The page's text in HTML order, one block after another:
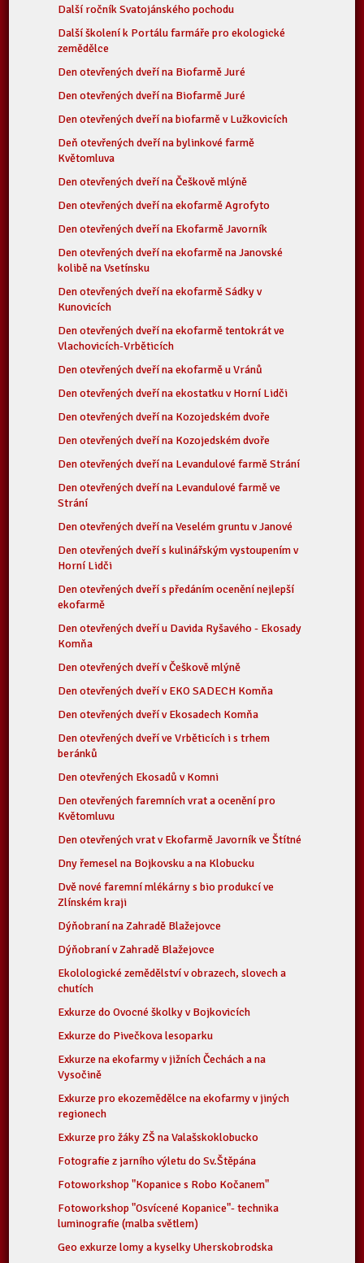
Další ročník Svatojánského pochodu
Další školení k Portálu farmáře pro ekologické
zemědělce
Den otevřených dveří na Biofarmě Juré
Den otevřených dveří na Biofarmě Juré
Den otevřených dveří na biofarmě v Lužkovicích
Deň otevřených dveří na bylinkové farmě
Květomluva
Den otevřených dveří na Češkově mlýně
Den otevřených dveří na ekofarmě Agrofyto
Den otevřených dveří na Ekofarmě Javorník
Den otevřených dveří na ekofarmě na Janovské
kolibě na Vsetínsku
Den otevřených dveří na ekofarmě Sádky v
Kunovicích
Den otevřených dveří na ekofarmě tentokrát ve
Vlachovicích-Vrběticích
Den otevřených dveří na ekofarmě u Vránů
Den otevřených dveří na ekostatku v Horní Lidči
Den otevřených dveří na Kozojedském dvoře
Den otevřených dveří na Kozojedském dvoře
Den otevřených dveří na Levandulové farmě Strání
Den otevřených dveří na Levandulové farmě ve
Strání
Den otevřených dveří na Veselém gruntu v Janové
Den otevřených dveří s kulinářským vystoupením v
Horní Lidči
Den otevřených dveří s předáním ocenění nejlepší
ekofarmě
Den otevřených dveří u Davida Ryšavého - Ekosady
Komňa
Den otevřených dveří v Češkově mlýně
Den otevřených dveří v EKO SADECH Komňa
Den otevřených dveří v Ekosadech Komňa
Den otevřených dveří ve Vrběticích i s trhem
beránků
Den otevřených Ekosadů v Komni
Den otevřených faremních vrat a ocenění pro
Květomluvu
Den otevřených vrat v Ekofarmě Javorník ve Štítné
Dny řemesel na Bojkovsku a na Klobucku
Dvě nové faremní mlékárny s bio produkcí ve
Zlínském kraji
Dýňobraní na Zahradě Blažejovce
Dýňobraní v Zahradě Blažejovce
Ekolologické zemědělství v obrazech, slovech a
chutích
Exkurze do Ovocné školky v Bojkovicích
Exkurze do Pivečkova lesoparku
Exkurze na ekofarmy v jižních Čechách a na
Vysočině
Exkurze pro ekozemědělce na ekofarmy v jiných
regionech
Exkurze pro žáky ZŠ na Valašskoklobucko
Fotografie z jarního výletu do Sv.Štěpána
Fotoworkshop "Kopanice s Robo Kočanem"
Fotoworkshop "Osvícené Kopanice"- technika
luminografie (malba světlem)
Geo exkurze lomy a kyselky Uherskobrodska